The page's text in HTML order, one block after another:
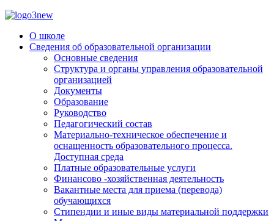
О школе
Сведения об образовательной организации
Основные сведения
Структура и органы управления образовательной
организацией
Документы
Образование
Руководство
Педагогический состав
Материально-техническое обеспечение и
оснащенность образовательного процесса.
Доступная среда
Платные образовательные услуги
Финансово -хозяйственная деятельность
Вакантные места для приема (перевода)
обучающихся
Стипендии и иные виды материальной поддержки